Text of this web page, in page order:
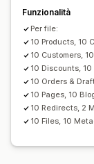
Esportazione
FTP/SFTP
Supporto di file
Aggiornamenti
Metafield Ordini
Funzionalità
Per file:
10 Products, 10
10 Customers,
10 Discounts,
10 Orders &
10 Pages, 10
10 Redirects, 2
10 Files, 10